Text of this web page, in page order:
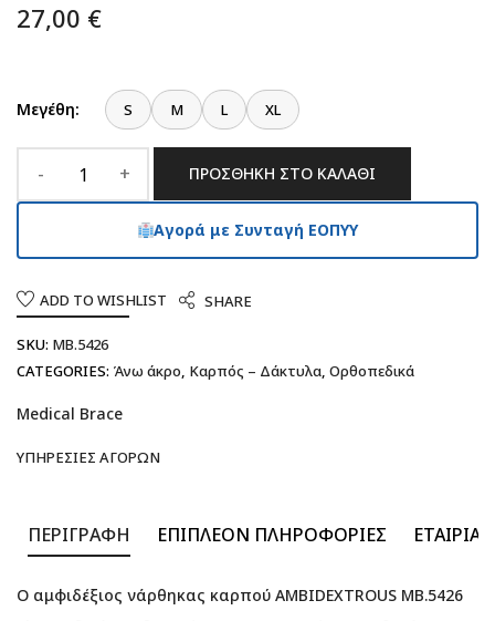
27,00 €
Μεγέθη: S M L XL
ΠΡΟΣΘΉΚΗ ΣΤΟ ΚΑΛΆΘΙ
Αγορά με Συνταγή ΕΟΠΥΥ
ADD TO WISHLIST SHARE
SKU: MB.5426
CATEGORIES: Άνω άκρο, Καρπός – Δάκτυλα, Ορθοπεδικά
Medical Brace
ΥΠΗΡΕΣΊΕΣ ΑΓΟΡΏΝ
ΠΕΡΙΓΡΑΦΉ ΕΠΙΠΛΈΟΝ ΠΛΗΡΟΦΟΡΊΕΣ ΕΤΑΙΡΊΑ
Ο αμφιδέξιος νάρθηκας καρπού AMBIDEXTROUS MB.5426